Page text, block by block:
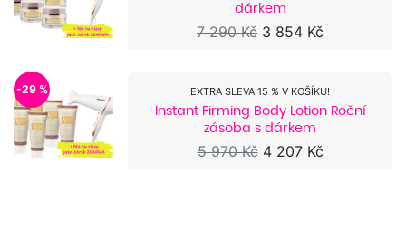
dárkem
7 290 Kč 3 854 Kč
-29 % EXTRA SLEVA 15 % V KOŠÍKU!
Instant Firming Body Lotion Roční
zásoba s dárkem
5 970 Kč 4 207 Kč